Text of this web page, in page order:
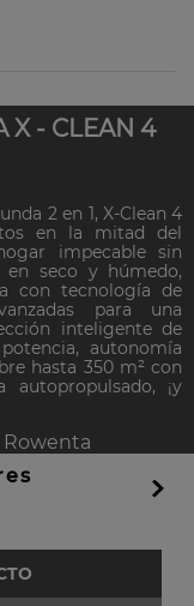
X - CLEAN 4
2 en 1, X-Clean 4
en la mitad del
impecable sin
en seco y húmedo,
con tecnología de
para una
inteligente de
autonomía
hasta 350 m² con
¡y